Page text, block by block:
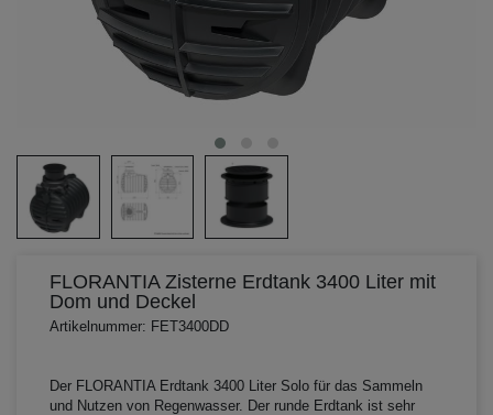
FLORANTIA Zisterne Erdtank 3400 Liter mit
Dom und Deckel
Artikelnummer: FET3400DD
Der FLORANTIA Erdtank 3400 Liter Solo für das Sammeln
und Nutzen von Regenwasser. Der runde Erdtank ist sehr